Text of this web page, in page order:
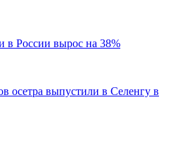
в России вырос на 38%
осетра выпустили в Селенгу в